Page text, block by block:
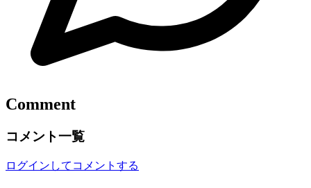
Comment
コメント一覧
ログインしてコメントする